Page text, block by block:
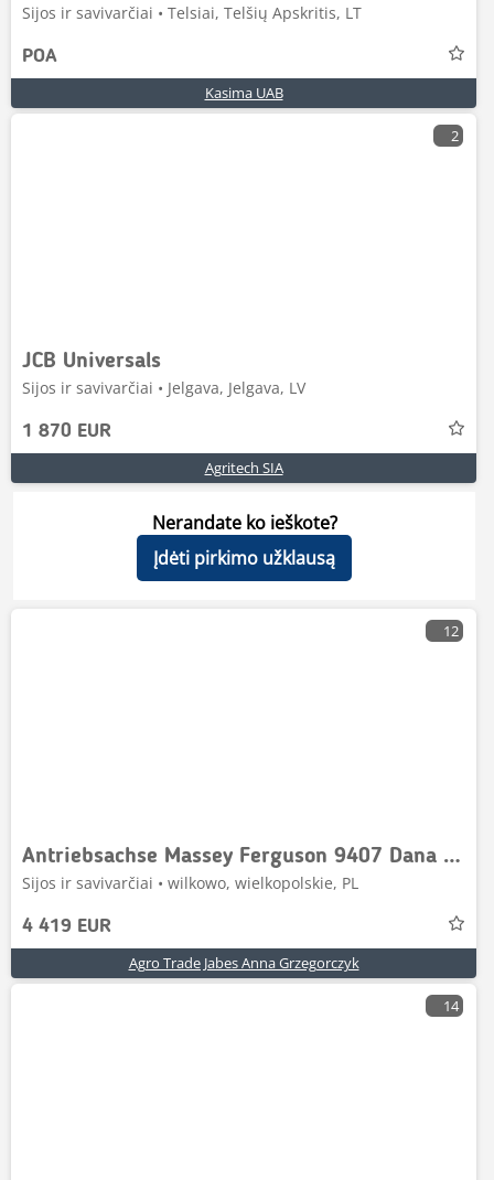
Sijos ir savivarčiai • Telsiai, Telšių Apskritis, LT
POA
Kasima UAB
2
JCB Universals
Sijos ir savivarčiai • Jelgava, Jelgava, LV
1 870 EUR
Agritech SIA
Nerandate ko ieškote?
Įdėti pirkimo užklausą
12
Antriebsachse Massey Ferguson 9407 Dana Spicer 212
Sijos ir savivarčiai • wilkowo, wielkopolskie, PL
4 419 EUR
Agro Trade Jabes Anna Grzegorczyk
14